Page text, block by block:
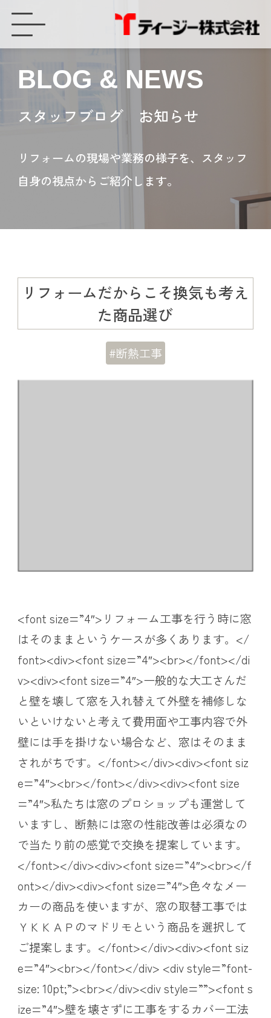
BLOG & NEWS
スタッフブログ お知らせ
リフォームの現場や業務の様子を、スタッフ
自身の視点からご紹介します。
リフォームだからこそ換気も考え
た商品選び
#断熱工事
<font size=”4″>リフォーム工事を行う時に窓
はそのままというケースが多くあります。</
font><div><font size=”4″><br></font></di
v><div><font size=”4″>一般的な大工さんだ
と壁を壊して窓を入れ替えて外壁を補修しな
いといけないと考えて費用面や工事内容で外
壁には手を掛けない場合など、窓はそのまま
されがちです。</font></div><div><font siz
e=”4″><br></font></div><div><font size
=”4″>私たちは窓のプロショップも運営して
いますし、断熱には窓の性能改善は必須なの
で当たり前の感覚で交換を提案しています。
</font></div><div><font size=”4″><br></f
ont></div><div><font size=”4″>色々なメー
カーの商品を使いますが、窓の取替工事では
ＹＫＫＡＰのマドリモという商品を選択して
ご提案します。</font></div><div><font siz
e=”4″><br></font></div> <div style=”font-
size: 10pt;”><br></div><div style=””><font s
ize=”4″>壁を壊さずに工事をするカバー工法